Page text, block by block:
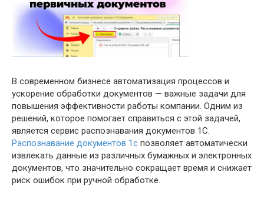
В современном бизнесе автоматизация процессов и
ускорение обработки документов — важные задачи для
повышения эффективности работы компании. Одним из
решений, которое помогает справиться с этой задачей,
является сервис распознавания документов 1С.
Распознавание документов 1с позволяет автоматически
извлекать данные из различных бумажных и электронных
документов, что значительно сокращает время и снижает
риск ошибок при ручной обработке.